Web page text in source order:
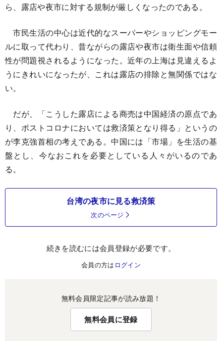
ら、露店や夜市に対する規制が厳しくなったのである。
市民生活の中心は近代的なスーパーやショッピングモー
ルに取って代わり、昔ながらの露店や夜市は衛生面や信頼
性が問題視されるようになった。近年の上海は見違えるよ
うにきれいになったが、これは露店の排除と無関係ではな
い。
だが、「こうした露店による商売は中国経済の原点であ
り、ポストコロナにおいては救済策となり得る」というの
が李克強首相の考えである。中国には「市場」を生活の基
盤とし、今なおこれを必要としている人々がいるのであ
る。
台湾の夜市に見る救済策
次のページ
続きを読むには会員登録が必要です。
会員の方は ログイン
無料会員限定記事が読み放題！
無料会員に登録